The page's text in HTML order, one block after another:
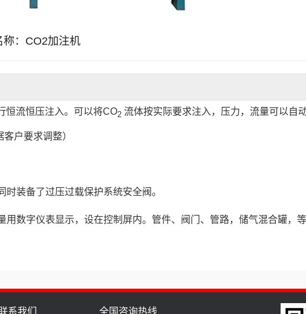
： CO2加注机
恒流恒压注入。可以将CO2 流体按实际要求注入，压力，流量可以自
户要求调整）
装备了过压过载保护系统安全阀。
数字仪表显示，设在控制屏内。管件、阀门、管路，储气混合罐，
系我们 全国咨询热线